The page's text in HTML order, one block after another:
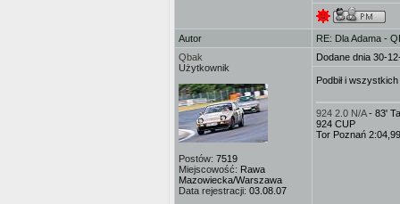
Autor
RE: Dla Adama -
Qbak
Użytkownik
Postów: 7519
Miejscowość: Rawa
Mazowiecka/Warszawa
Data rejestracji: 03.08.07
Dodane dnia 30-
Podbił i wszystkich
924 2.0 N/A- 83'
924 CUP
Tor Poznań